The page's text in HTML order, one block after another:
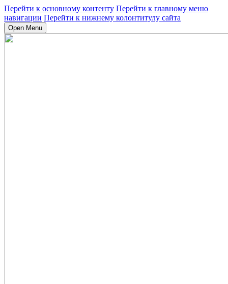
Перейти к основному контенту Перейти к главному меню
навигации Перейти к нижнему колонтитулу сайта
Open Menu